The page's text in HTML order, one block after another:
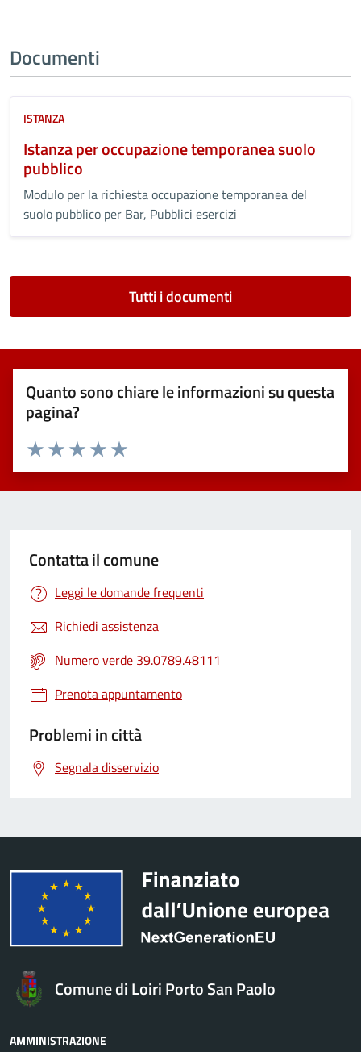
Documenti
ISTANZA
Istanza per occupazione temporanea suolo
pubblico
Modulo per la richiesta occupazione temporanea del
suolo pubblico per Bar, Pubblici esercizi
Tutti i documenti
Quanto sono chiare le informazioni su questa
pagina?
Valuta 5 stelle su 5
Valuta 4 stelle su 5
Valuta 3 stelle su 5
Valuta 2 stelle su 5
Valuta 1 stelle su 5
Contatta il comune
Leggi le domande frequenti
Richiedi assistenza
Numero verde 39.0789.48111
Prenota appuntamento
Problemi in città
Segnala disservizio
Comune di Loiri Porto San Paolo
AMMINISTRAZIONE